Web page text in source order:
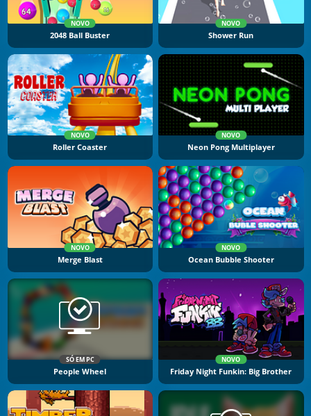
NOVO
2048 Ball Buster
NOVO
Shower Run
NOVO
Roller Coaster
NOVO
Neon Pong Multiplayer
NOVO
Merge Blast
NOVO
Ocean Bubble Shooter
SÓ EM PC
People Wheel
NOVO
Friday Night Funkin: Big Brother